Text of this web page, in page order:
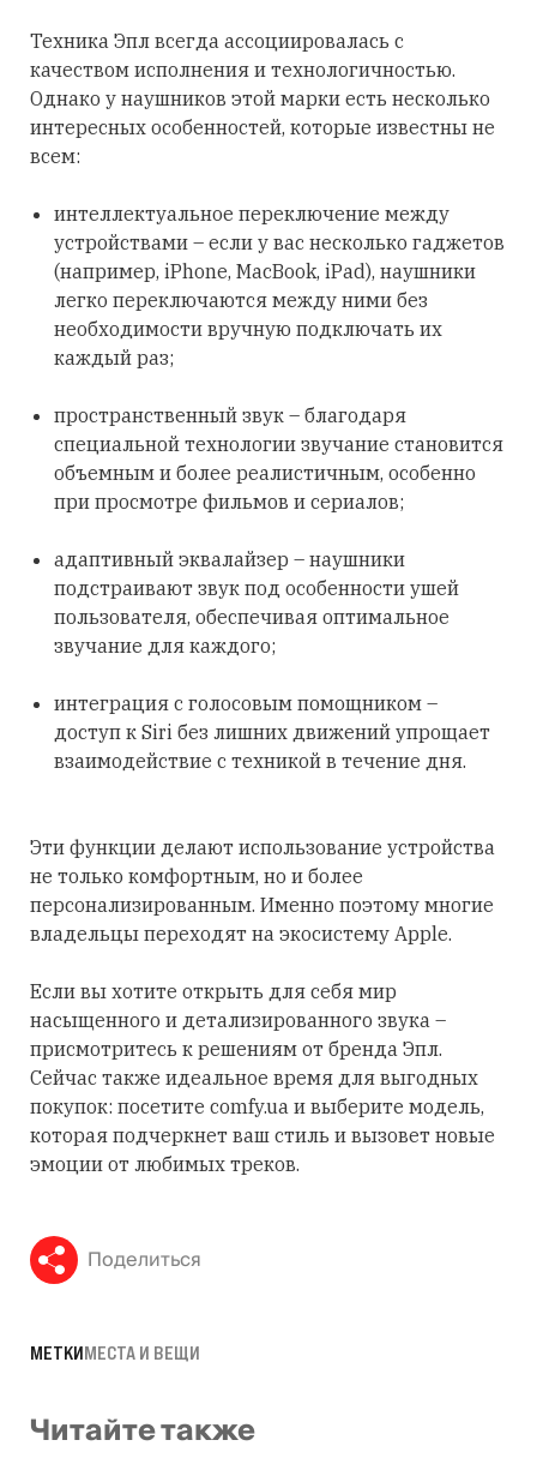
Техника Эпл всегда ассоциировалась с
качеством исполнения и технологичностью.
Однако у наушников этой марки есть несколько
интересных особенностей, которые известны не
всем:
интеллектуальное переключение между
устройствами – если у вас несколько гаджетов
(например, iPhone, MacBook, iPad), наушники
легко переключаются между ними без
необходимости вручную подключать их
каждый раз;
пространственный звук – благодаря
специальной технологии звучание становится
объемным и более реалистичным, особенно
при просмотре фильмов и сериалов;
адаптивный эквалайзер – наушники
подстраивают звук под особенности ушей
пользователя, обеспечивая оптимальное
звучание для каждого;
интеграция с голосовым помощником –
доступ к Siri без лишних движений упрощает
взаимодействие с техникой в течение дня.
Эти функции делают использование устройства
не только комфортным, но и более
персонализированным. Именно поэтому многие
владельцы переходят на экосистему Apple.
Если вы хотите открыть для себя мир
насыщенного и детализированного звука –
присмотритесь к решениям от бренда Эпл.
Сейчас также идеальное время для выгодных
покупок: посетите comfy.ua и выберите модель,
которая подчеркнет ваш стиль и вызовет новые
эмоции от любимых треков.
Поделиться
МЕТКИМЕСТА И ВЕЩИ
Читайте также